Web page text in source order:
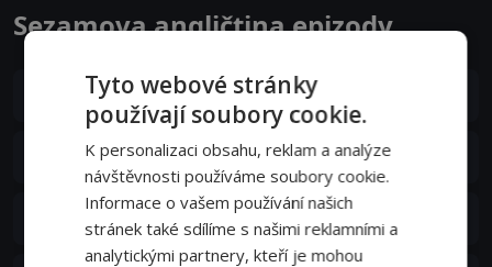
Sezamova angličtina epizody
30. epizoda:Bouřlivá předpověď
29. epizoda:Brouk
28. epizoda: Problémy růstu
01. 01. 2005
Tyto webové stránky
používají soubory cookie.
K personalizaci obsahu, reklam a analýze
návštěvnosti používáme soubory cookie.
Informace o vašem používání našich
stránek také sdílíme s našimi reklamními a
analytickými partnery, kteří je mohou